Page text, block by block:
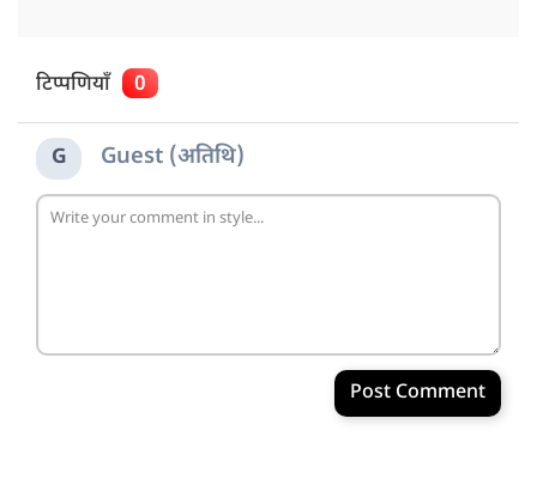
टिप्पणियाँ 0
G Guest (अतिथि)
Post Comment